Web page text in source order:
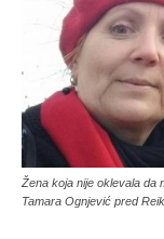
Žena koja nije oklevala da
Tamara Ognjević pred